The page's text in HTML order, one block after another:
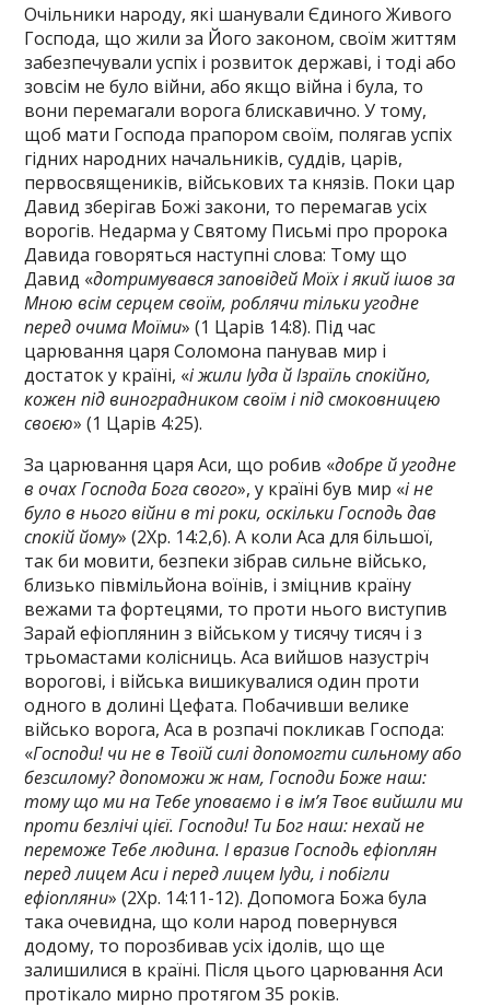
Очільники народу, які шанували Єдиного Живого
Господа, що жили за Його законом, своїм життям
забезпечували успіх і розвиток державі, і тоді або
зовсім не було війни, або якщо війна і була, то
вони перемагали ворога блискавично. У тому,
щоб мати Господа прапором своїм, полягав успіх
гідних народних начальників, суддів, царів,
первосвящеників, військових та князів. Поки цар
Давид зберігав Божі закони, то перемагав усіх
ворогів. Недарма у Святому Письмі про пророка
Давида говоряться наступні слова: Тому що
Давид «дотримувався заповідей Моїх і який ішов за
Мною всім серцем своїм, роблячи тільки угодне
перед очима Моїми» (1 Царів 14:8). Під час
царювання царя Соломона панував мир і
достаток у країні, «і жили Іуда й Ізраїль спокійно,
кожен під виноградником своїм і під смоковницею
своєю» (1 Царів 4:25).
За царювання царя Аси, що робив «добре й угодне
в очах Господа Бога свого», у країні був мир «і не
було в нього війни в ті роки, оскільки Господь дав
спокій йому» (2Хр. 14:2,6). А коли Аса для більшої,
так би мовити, безпеки зібрав сильне військо,
близько півмільйона воїнів, і зміцнив країну
вежами та фортецями, то проти нього виступив
Зарай ефіоплянин з військом у тисячу тисяч і з
трьомастами колісниць. Аса вийшов назустріч
ворогові, і війська вишикувалися один проти
одного в долині Цефата. Побачивши велике
військо ворога, Аса в розпачі покликав Господа:
«Господи! чи не в Твоїй силі допомогти сильному або
безсилому? допоможи ж нам, Господи Боже наш:
тому що ми на Тебе уповаємо і в ім’я Твоє вийшли ми
проти безлічі цієї. Господи! Ти Бог наш: нехай не
переможе Тебе людина. І вразив Господь ефіоплян
перед лицем Аси і перед лицем Іуди, і побігли
ефіопляни» (2Хр. 14:11-12). Допомога Божа була
така очевидна, що коли народ повернувся
додому, то порозбивав усіх ідолів, що ще
залишилися в країні. Після цього царювання Аси
протікало мирно протягом 35 років.